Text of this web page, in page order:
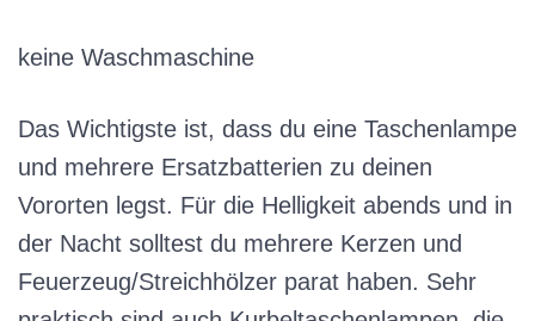
keine Waschmaschine
Das Wichtigste ist, dass du eine Taschenlampe
und mehrere Ersatzbatterien zu deinen
Vororten legst. Für die Helligkeit abends und in
der Nacht solltest du mehrere Kerzen und
Feuerzeug/Streichhölzer parat haben. Sehr